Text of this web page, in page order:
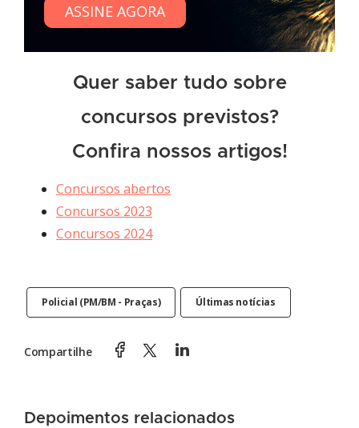
ASSINE AGORA
Quer saber tudo sobre
concursos previstos?
Confira nossos artigos!
Concursos abertos
Concursos 2023
Concursos 2024
Policial (PM/BM - Praças) Últimas notícias
Compartilhe
Depoimentos relacionados